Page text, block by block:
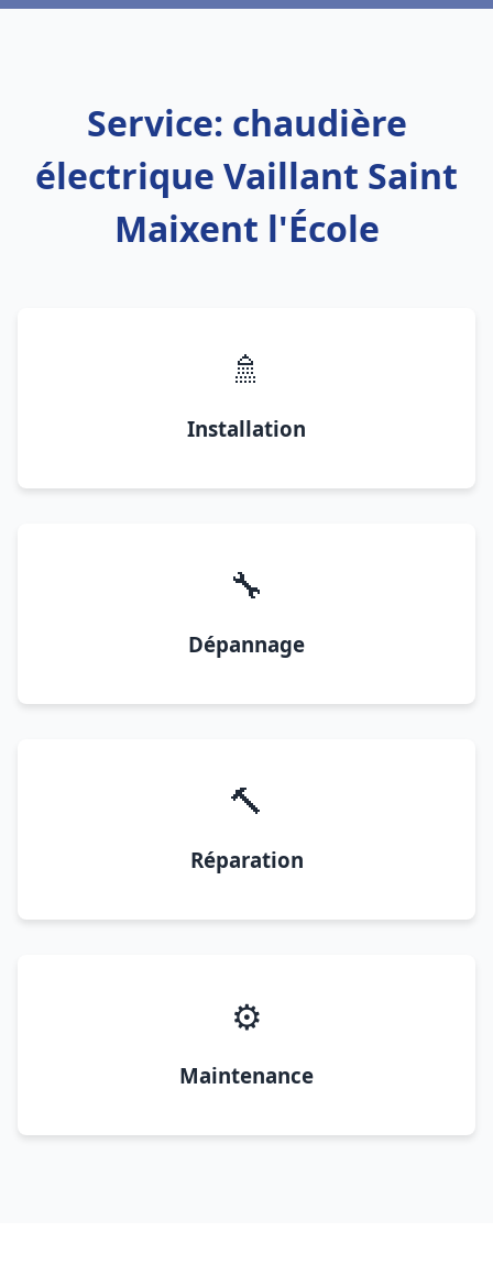
Service: chaudière
électrique Vaillant Saint
Maixent l'École
🚿
Installation
🔧
Dépannage
🔨
Réparation
⚙️
Maintenance